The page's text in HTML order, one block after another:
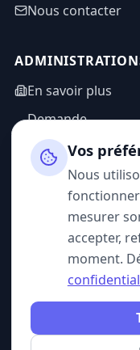
Nous contacter
En savoir plus
Demande
d'information
Espace admin
Vos
Nous
mesurer
accepter,
moment.